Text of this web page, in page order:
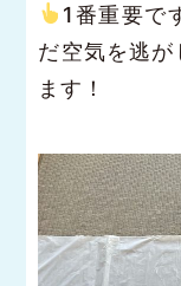
1番重要で
だ空気を逃が
ます！